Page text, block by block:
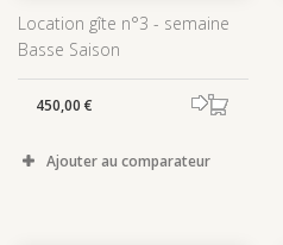
Location gîte n°3 - semaine
Basse Saison
450,00 €
Ajouter au comparateur